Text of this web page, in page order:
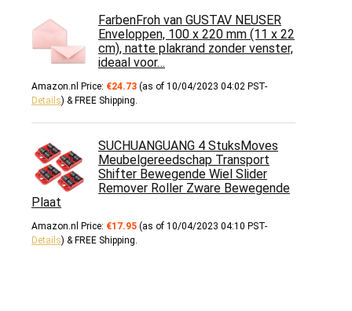
FarbenFroh van GUSTAV NEUSER
Enveloppen, 100 x 220 mm (11 x 22
cm), natte plakrand zonder venster,
ideaal voor…
Amazon.nl Price: €24.73 (as of 10/04/2023 04:02 PST-
Details) & FREE Shipping.
SUCHUANGUANG 4 StuksMoves
Meubelgereedschap Transport
Shifter Bewegende Wiel Slider
Remover Roller Zware Bewegende
Plaat
Amazon.nl Price: €17.95 (as of 10/04/2023 04:10 PST-
Details) & FREE Shipping.